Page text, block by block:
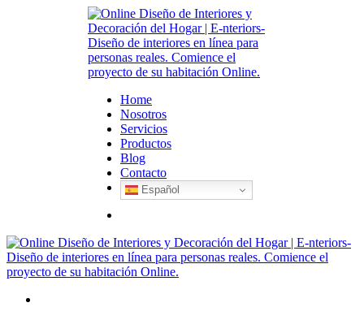
Home
Nosotros
Servicios
Productos
Blog
Contacto
Español